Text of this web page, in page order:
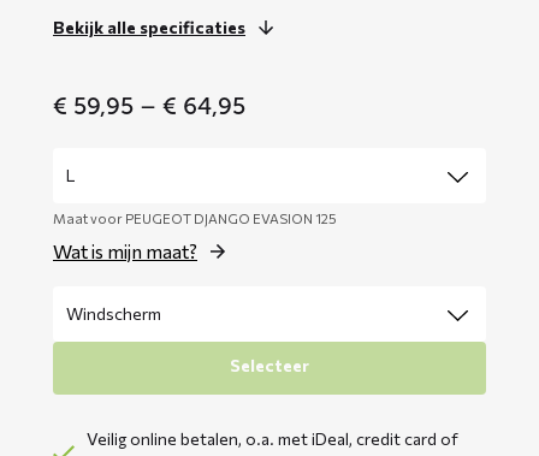
Bekijk alle specificaties
€ 59,95 – € 64,95Price
Maat voor PEUGEOT DJANGO EVASION 125
Wat is mijn maat?
Selecteer
Veilig online betalen, o.a. met iDeal, credit card of